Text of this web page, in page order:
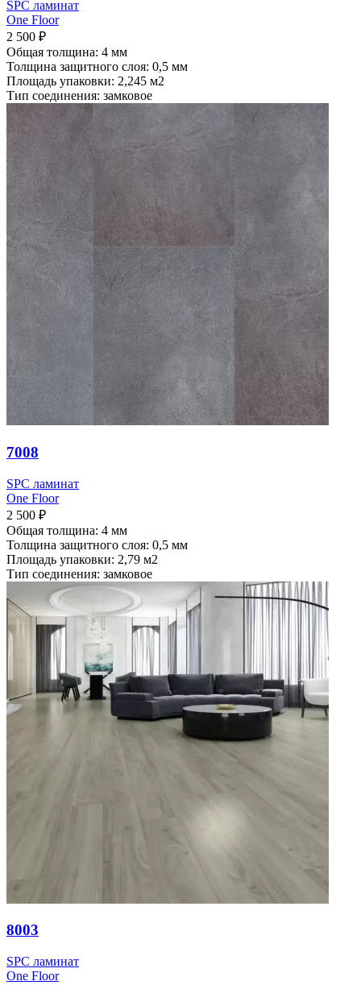
SPC ламинат
One Floor
2 500 ₽
Общая толщина: 4 мм
Толщина защитного слоя: 0,5 мм
Площадь упаковки: 2,245 м2
Тип соединения: замковое
7008
SPC ламинат
One Floor
2 500 ₽
Общая толщина: 4 мм
Толщина защитного слоя: 0,5 мм
Площадь упаковки: 2,79 м2
Тип соединения: замковое
8003
SPC ламинат
One Floor